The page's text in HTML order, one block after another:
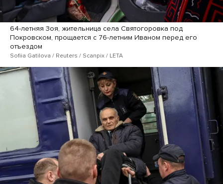
64-летняя Зоя, жительница села Святогоровка под
Покровском, прощается с 76-летним Иваном перед его
отъездом
Sofiia Gatilova / Reuters / Scanpix / LETA